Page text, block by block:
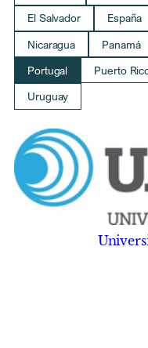
El Salvador
España
Nicaragua
Panamá
Portugal
Puerto
Uruguay